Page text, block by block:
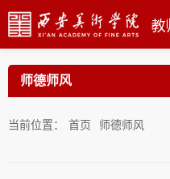
师德师风
当前位置： 首页 师德师风